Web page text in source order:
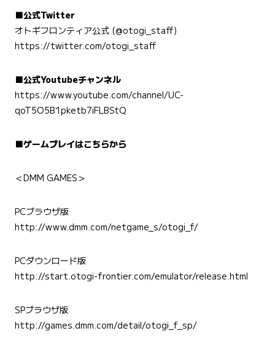
■公式Twitter
オトギフロンティア公式 (@otogi_staff)
https://twitter.com/otogi_staff
■公式Youtubeチャンネル
https://www.youtube.com/channel/UC-
qoT5O5B1pketb7iFLBStQ
■ゲームプレイはこちらから
＜DMM GAMES＞
PCブラウザ版
http://www.dmm.com/netgame_s/otogi_f/
PCダウンロード版
http://start.otogi-frontier.com/emulator/release.html
SPブラウザ版
http://games.dmm.com/detail/otogi_f_sp/